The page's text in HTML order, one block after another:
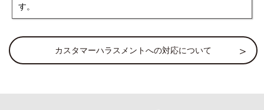
す。
カスタマーハラスメントへの対応について